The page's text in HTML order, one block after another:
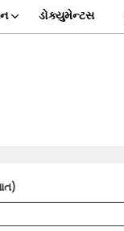
ડોક્યુમેન્ટસ